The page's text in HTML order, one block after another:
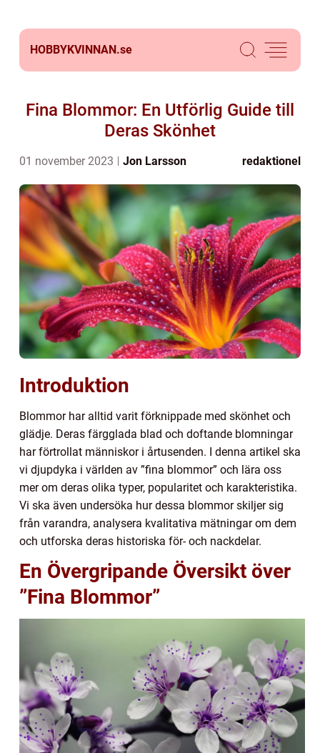
HOBBYKVINNAN.se
Fina Blommor: En Utförlig Guide till
Deras Skönhet
01 november 2023 Jon Larsson redaktionel
Introduktion
Blommor har alltid varit förknippade med skönhet och
glädje. Deras färgglada blad och doftande blomningar
har förtrollat människor i årtusenden. I denna artikel ska
vi djupdyka i världen av ”fina blommor” och lära oss
mer om deras olika typer, popularitet och karakteristika.
Vi ska även undersöka hur dessa blommor skiljer sig
från varandra, analysera kvalitativa mätningar om dem
och utforska deras historiska för- och nackdelar.
En Övergripande Översikt över
”Fina Blommor”